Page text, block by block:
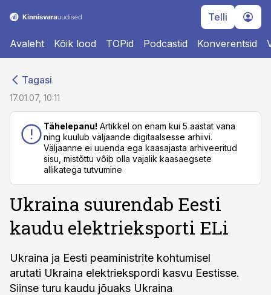
Telli
Avaleht Kõik lood TOPid Podcastid Konverentsid
Tagasi
17.01.07, 10:11
Tähelepanu! Artikkel on enam kui 5 aastat vana
ning kuulub väljaande digitaalsesse arhiivi.
Väljaanne ei uuenda ega kaasajasta arhiveeritud
sisu, mistõttu võib olla vajalik kaasaegsete
allikatega tutvumine
Ukraina suurendab Eesti
kaudu elektrieksporti ELi
Ukraina ja Eesti peaministrite kohtumisel
arutati Ukraina elektriekspordi kasvu Eestisse.
Siinse turu kaudu jõuaks Ukraina